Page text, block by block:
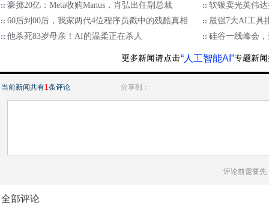
豪掷20亿：Meta收购Manus，肖弘出任副总裁
软银卖光英伟
60后到00后，我家两代4位程序员戳中的残酷真相
最强7大AI工具
他杀死83岁母亲！AI的温柔正在杀人
硅谷一线峰会
“人工智能AI”
当前新闻共有1条评论 分享到：
评论前需要先
全部评论